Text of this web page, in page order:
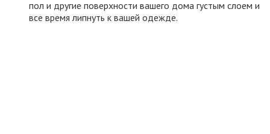
пол и другие поверхности вашего дома густым слоем и
все время липнуть к вашей одежде.